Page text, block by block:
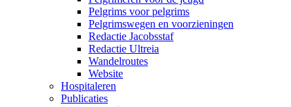
Pelgrims voor pelgrims
Pelgrimswegen en voorzieningen
Redactie Jacobsstaf
Redactie Ultreia
Wandelroutes
Website
Hospitaleren
Publicaties